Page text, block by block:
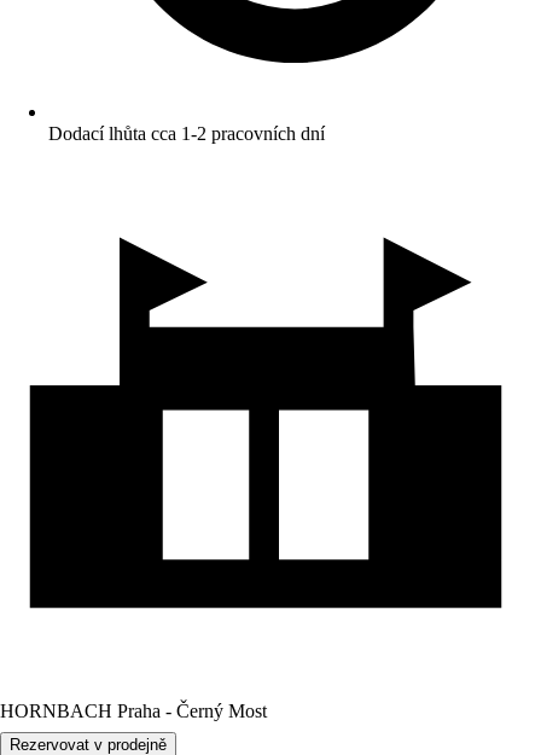
Dodací lhůta cca 1-2 pracovních dní
HORNBACH Praha - Černý Most
Rezervovat v prodejně